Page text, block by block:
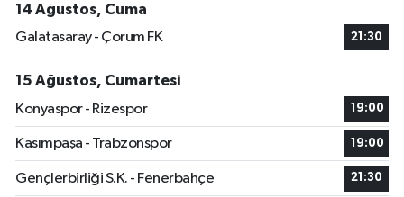
14 Ağustos, Cuma
Galatasaray - Çorum FK
21:30
15 Ağustos, Cumartesi
Konyaspor - Rizespor
19:00
Kasımpaşa - Trabzonspor 19:00
Gençlerbirliği S.K. - Fenerbahçe 21:30